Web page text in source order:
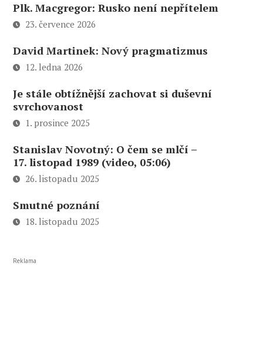
Plk. Macgregor: Rusko není nepřítelem
23. července 2026
David Martinek: Nový pragmatizmus
12. ledna 2026
Je stále obtížnější zachovat si duševní
svrchovanost
1. prosince 2025
Stanislav Novotný: O čem se mlčí –
17. listopad 1989 (video, 05:06)
26. listopadu 2025
Smutné poznání
18. listopadu 2025
Reklama